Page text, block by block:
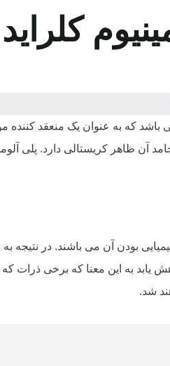
کلراید
باشد که به عنوان یک منعقد
آن ظاهر کریستالی دارد. پلی
بودن آن می باشند. در نتیجه
به این معنا که برخی ذرات که
شد.